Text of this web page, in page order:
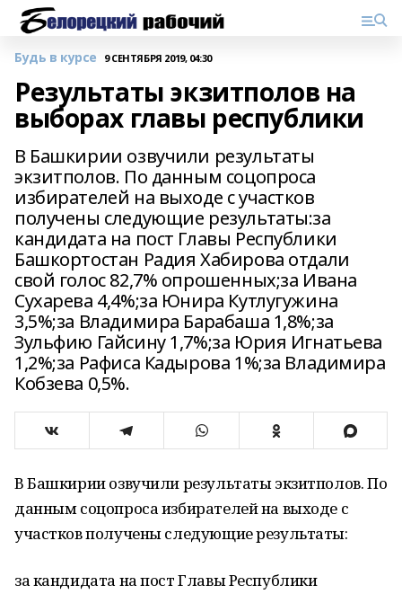
Будь в курсе 9 СЕНТЯБРЯ 2019, 04:30
Результаты экзитполов на
выборах главы республики
В Башкирии озвучили результаты
экзитполов. По данным соцопроса
избирателей на выходе с участков
получены следующие результаты:за
кандидата на пост Главы Республики
Башкортостан Радия Хабирова отдали
свой голос 82,7% опрошенных;за Ивана
Сухарева 4,4%;за Юнира Кутлугужина
3,5%;за Владимира Барабаша 1,8%;за
Зульфию Гайсину 1,7%;за Юрия Игнатьева
1,2%;за Рафиса Кадырова 1%;за Владимира
Кобзева 0,5%.
В Башкирии озвучили результаты экзитполов. По
данным соцопроса избирателей на выходе с
участков получены следующие результаты:
за кандидата на пост Главы Республики